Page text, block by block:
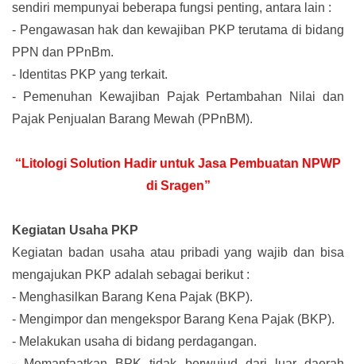
sendiri mempunyai beberapa fungsi penting, antara lain :
- Pengawasan hak dan kewajiban PKP terutama di bidang
PPN dan PPnBm.
- Identitas PKP yang terkait.
-
Pemenuhan Kewajiban Pajak Pertambahan Nilai dan
Pajak Penjualan Barang Mewah (PPnBM).
“Litologi Solution Hadir untuk Jasa Pembuatan NPWP
di Sragen”
Kegiatan Usaha PKP
Kegiatan badan usaha atau pribadi yang wajib dan bisa
mengajukan PKP adalah sebagai berikut :
- Menghasilkan Barang Kena Pajak (BKP).
- Mengimpor dan mengekspor Barang Kena Pajak (BKP).
- Melakukan usaha di bidang perdagangan.